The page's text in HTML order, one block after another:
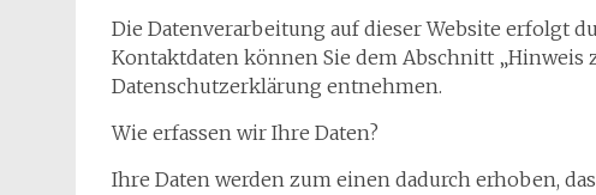
Die Datenverarbeitung auf dieser Website erfolgt
Kontaktdaten können Sie dem Abschnitt „Hinweis
Datenschutzerklärung entnehmen.
Wie erfassen wir Ihre Daten?
Ihre Daten werden zum einen dadurch erhoben,